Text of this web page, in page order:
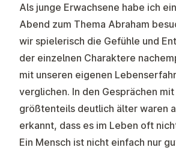
Als junge Erwachsene habe ich
Abend zum Thema Abraham
wir spielerisch die Gefühle und
der einzelnen Charaktere
mit unseren eigenen
verglichen. In den Gesprächen
größtenteils deutlich älter waren
erkannt, dass es im Leben oft
Ein Mensch ist nicht einfach nur